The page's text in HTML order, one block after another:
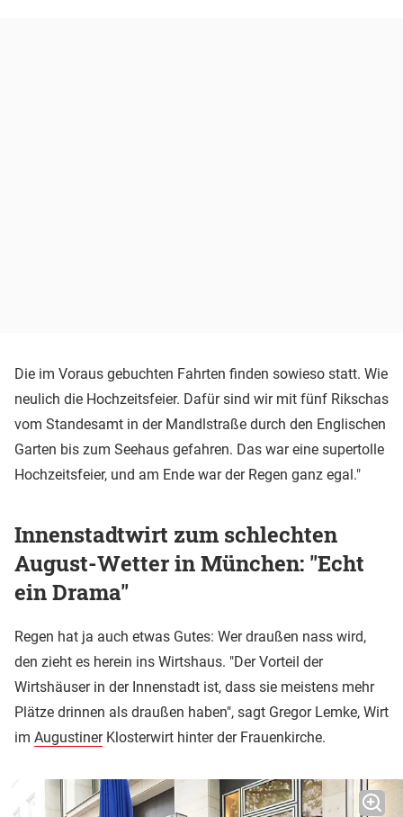
Die im Voraus gebuchten Fahrten finden sowieso statt. Wie
neulich die Hochzeitsfeier. Dafür sind wir mit fünf Rikschas
vom Standesamt in der Mandlstraße durch den Englischen
Garten bis zum Seehaus gefahren. Das war eine supertolle
Hochzeitsfeier, und am Ende war der Regen ganz egal."
Innenstadtwirt zum schlechten
August-Wetter in München: "Echt
ein Drama"
Regen hat ja auch etwas Gutes: Wer draußen nass wird,
den zieht es herein ins Wirtshaus. "Der Vorteil der
Wirtshäuser in der Innenstadt ist, dass sie meistens mehr
Plätze drinnen als draußen haben", sagt Gregor Lemke, Wirt
im AugustinerKlosterwirt hinter der Frauenkirche.